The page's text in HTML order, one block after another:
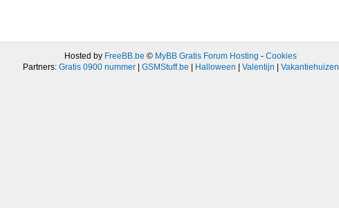
Hosted by FreeBB.be © MyBB Gratis Forum Hosting - Cookies
Partners: Gratis 0900 nummer| GSMStuff.be Halloween Valentijn Vakantiehuizen